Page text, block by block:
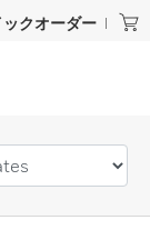
ックオーダー